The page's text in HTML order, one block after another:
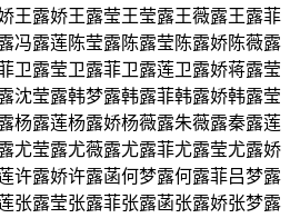
王露娇王露莹王莹露王薇露王露菲
冯露莲 陈莹露陈露莹 陈露娇陈薇露
卫露莹卫露菲卫露莲卫露娇蒋露莹
沈莹露韩梦露韩露菲韩露娇韩露莹
杨露莲杨露娇杨薇露朱薇露秦露莲
尤莹露尤薇露尤露菲尤露莹尤露娇
许露娇许露菡何梦露何露菲吕梦露
张露莹张露菲张露菡张露娇张梦露